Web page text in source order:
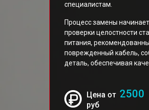
специалистам.
Процесс замены
проверки целостности
питания,
поврежденный кабель,
деталь, обеспечивая
Цена от 2500
руб